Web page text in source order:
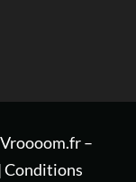
Vroooom.fr–
| Conditions